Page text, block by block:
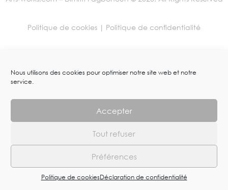
Nous utilisons des cookies pour optimiser notre site web et notre
service.
Accepter
Tout refuser
Préférences
Politique de cookiesDéclaration de confidentialité
Politique de cookies | Politique de confidentialité